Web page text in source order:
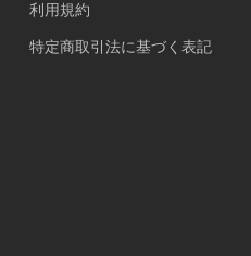
利用規約
特定商取引法に基づく表記